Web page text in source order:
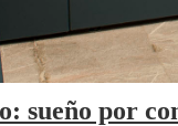
sueño por